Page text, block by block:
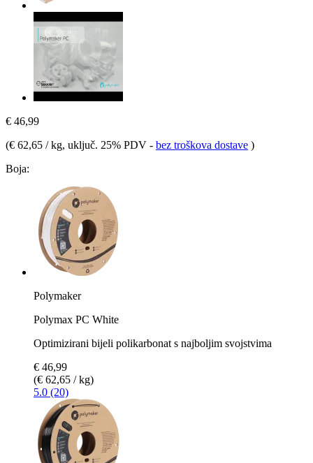
€ 46,99
(€ 62,65 / kg, uključ. 25% PDV - bez troškova dostave )
Boja:
Polymaker
Polymax PC White
Optimizirani bijeli polikarbonat s najboljim svojstvima
€ 46,99
(€ 62,65 / kg)
5.0 (20)